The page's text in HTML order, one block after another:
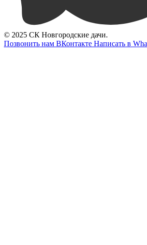
© 2025 СК Новгородские дачи.
Позвонить нам ВКонтакте Написать в